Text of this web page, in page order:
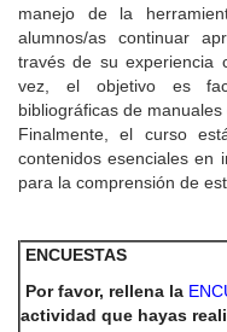
manejo de la
alumnos/as continuar
través de su experiencia
vez, el objetivo es
bibliográficas de manuales
Finalmente, el curso
contenidos esenciales en
para la comprensión de
ENCUESTAS
Por favor, rellena la
actividad que hayas